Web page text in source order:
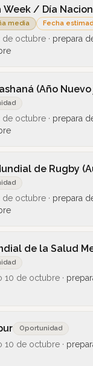
Week / Día
media Fecha
de octubre · prepara
(Año
de octubre · prepara
de Rugby
de octubre · prepara
de la Salud
10 de octubre ·
Oportunidad
10 de octubre ·